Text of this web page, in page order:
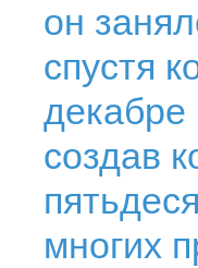
он
спустя
декабре
создав
многих